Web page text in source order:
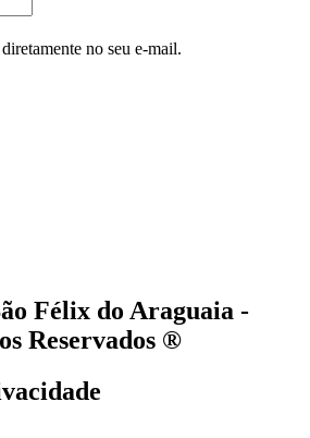
no seu e-mail.
Félix do Araguaia -
Reservados ®